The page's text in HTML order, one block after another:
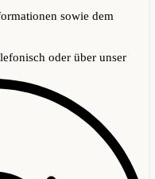
sowie dem
oder über unser